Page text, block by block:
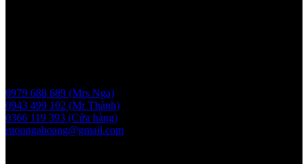
0979 688 689 (Mrs Nga)
0943 499 102 (Mr Thành)
0366 119 393 (Cửa hàng)
ruoungahoang@gmail.com